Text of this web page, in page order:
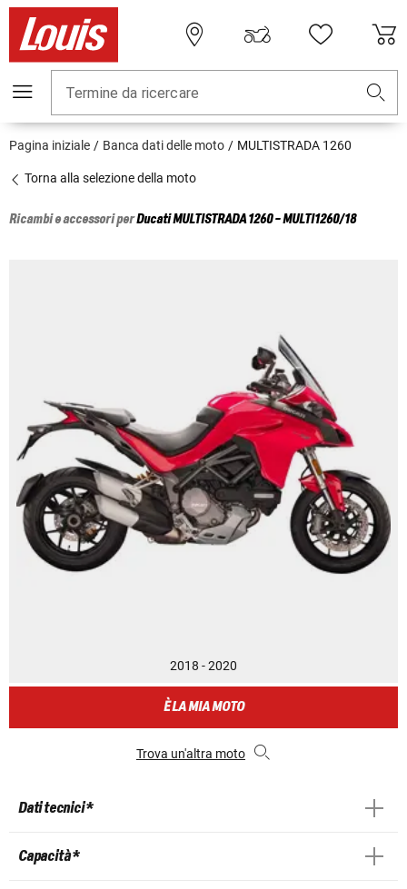
Termine da ricercare
Pagina iniziale Banca dati delle moto MULTISTRADA 1260
Torna alla selezione della moto
Ricambi e accessori perDucatiMULTISTRADA 1260 - MULTI1260/18
2018 - 2020
È LA MIA MOTO
Trova un'altra moto
Dati tecnici *
Capacità *